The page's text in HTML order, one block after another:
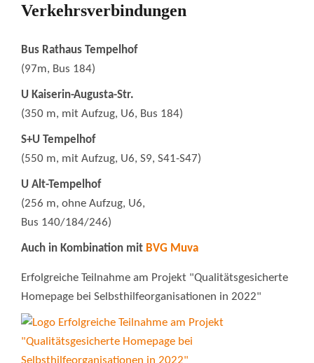
Verkehrsverbindungen
Bus Rathaus Tempelhof
(97m, Bus 184)
U Kaiserin-Augusta-Str.
(350 m, mit Aufzug, U6, Bus 184)
S+U Tempelhof
(550 m, mit Aufzug, U6, S9, S41-S47)
U Alt-Tempelhof
(256 m, ohne Aufzug, U6,
Bus 140/184/246)
Auch in Kombination mit BVG Muva
Erfolgreiche Teilnahme am Projekt "Qualitätsgesicherte
Homepage bei Selbsthilfeorganisationen in 2022"